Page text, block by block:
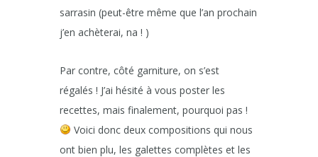
sarrasin (peut-être même que l’an prochain
j’en achèterai, na ! )
Par contre, côté garniture, on s’est
régalés ! J’ai hésité à vous poster les
recettes, mais finalement, pourquoi pas !
Voici donc deux compositions qui nous
ont bien plu, les galettes complètes et les